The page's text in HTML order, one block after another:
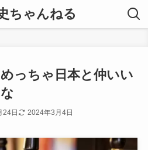
ちゃんねる
っちゃ日本と仲いい
24日 2024年3月4日